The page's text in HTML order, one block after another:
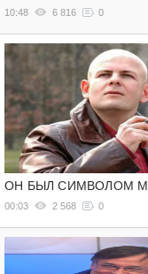
10:48 6 816 0
ОН БЫЛ СИМВОЛОМ
00:03 2 568 0